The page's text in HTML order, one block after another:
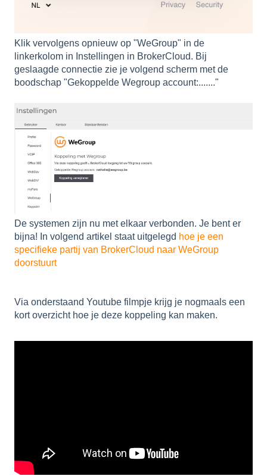
Klik vervolgens opnieuw op "WeGroup" in de
linkerkolom in Instellingen in BrokerCloud. Bij
geslaagde connectie zie je volgend scherm met de
boodschap "Gekoppelde Wegroup account:......."
De systemen zijn nu met elkaar verbonden. Je bent er
bijna! In volgend artikel staat uitgelegd hoe je een
specifieke partij van BrokerCloud naar WeGroup
doorstuurt
Via onderstaand Youtube filmpje krijg je nogmaals een
kort overzicht hoe je deze koppeling kan maken.